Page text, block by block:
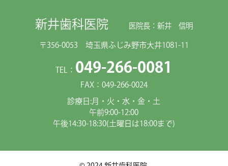
新井歯科医院
医院長：新井 信明
〒356-0053 埼玉県ふじみ野市大井1081-11
TEL： 049-266-0081
FAX：049-266-0024
診療日:月・火・水・金・土
午前9:00-12:00
午後14:30-18:30(土曜日は18:00まで)